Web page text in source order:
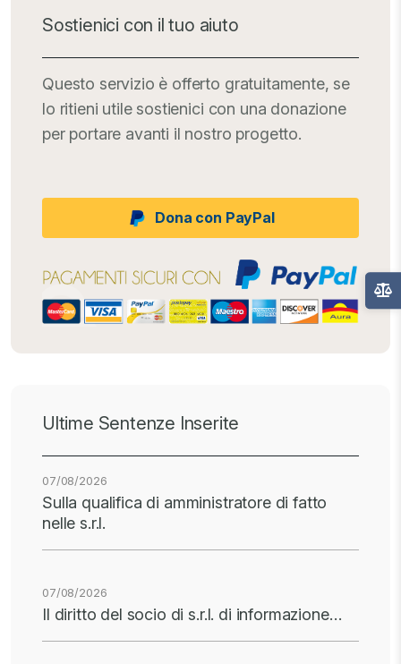
Sostienici con il tuo aiuto
Questo servizio è offerto gratuitamente, se
lo ritieni utile sostienici con una donazione
per portare avanti il nostro progetto.
Dona con PayPal
Ultime Sentenze Inserite
07/08/2026
Sulla qualifica di amministratore di fatto
nelle s.r.l.
07/08/2026
Il diritto del socio di s.r.l. di informazione…